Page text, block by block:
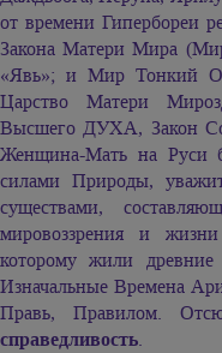
от времени Гипербореи
Закона Матери Мира
«Явь»; и Мир Тонкий
Царство Матери
Высшего ДУХА, Закон
Женщина-Мать на Руси
силами Природы,
существами,
мировоззрения и
которому жили
Изначальные Времена
Правь, Правилом.
справедливость.